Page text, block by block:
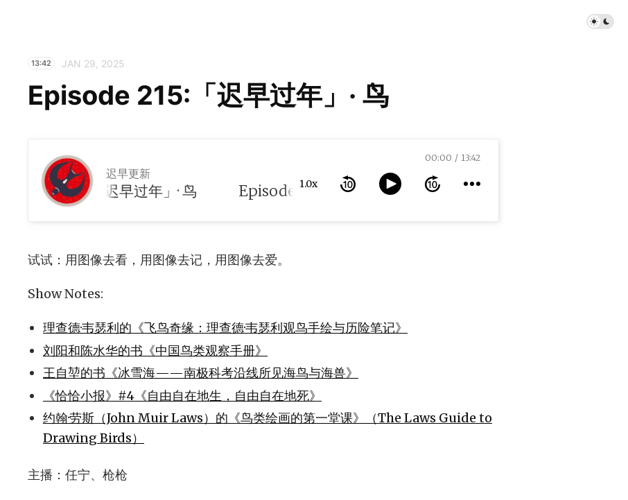
13:42 JAN 29, 2025
Episode 215:「迟早过年」· 鸟
迟早更新
Episode 215:「迟早过年」· 鸟 1.0x
00:00 13:42
试试：用图像去看，用图像去记，用图像去爱。
Show Notes:
理查德·韦瑟利的《飞鸟奇缘：理查德·韦瑟利观鸟手绘与历险笔记》
刘阳和陈水华的书《中国鸟类观察手册》
王自堃的书《冰雪海——南极科考沿线所见海鸟与海兽》
《恰恰小报》#4《自由自在地生，自由自在地死》
约翰·劳斯（John Muir Laws）的《鸟类绘画的第一堂课》（The Laws Guide to
Drawing Birds）
主播：任宁、枪枪